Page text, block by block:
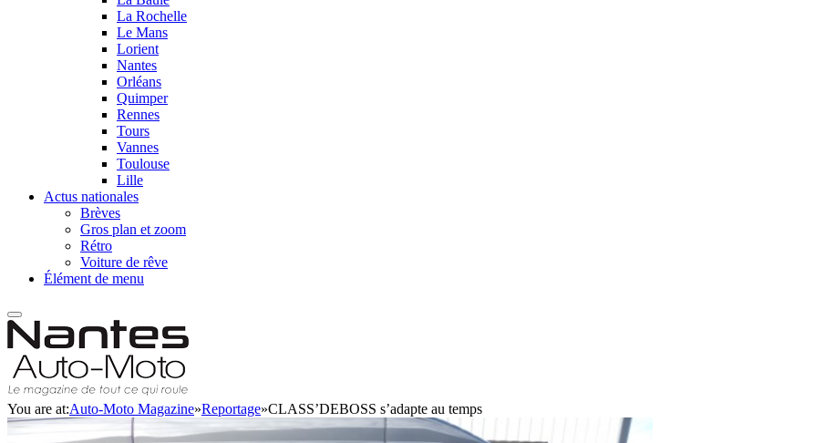
La Rochelle
Le Mans
Lorient
Nantes
Orléans
Quimper
Rennes
Tours
Vannes
Toulouse
Lille
Actus nationales
Brèves
Gros plan et zoom
Rétro
Voiture de rêve
Élément de menu
You are at:Auto-Moto Magazine»Reportage»CLASS’DEBOSS s’adapte au temps